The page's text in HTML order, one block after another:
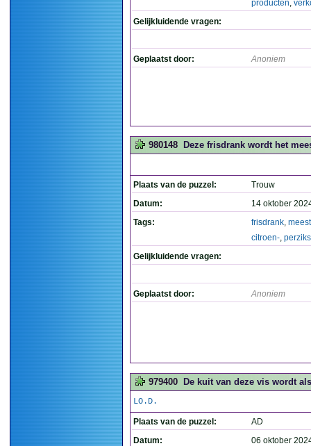
producten,
Gelijkluidende vragen:
Geplaatst door: Anoniem
980148 Deze frisdrank wordt het
Plaats van de puzzel:
Trouw
Datum:
14 oktober
Tags:
frisdrank, meest
citroen-,
Gelijkluidende vragen:
Geplaatst door: Anoniem
979400 De kuit van deze vis wordt
LO.D.
Plaats van de puzzel:
AD
Datum:
06 oktober